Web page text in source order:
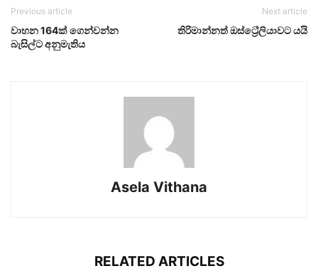
Previous article
වාහන 164ක් ගෙන්වන්න
බැසිල්ට අනුමැතිය
Next article
තිරිමාන්නත් ඔස්ට්‍රේලියාවට යයි
Asela Vithana
RELATED ARTICLES